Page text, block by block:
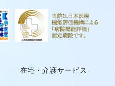
在宅・介護サービス